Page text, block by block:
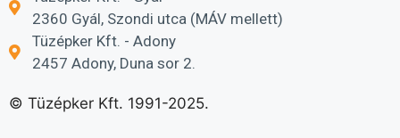
2360 Gyál, Szondi utca (MÁV mellett)
Tüzépker Kft. - Adony
2457 Adony, Duna sor 2.
© Tüzépker Kft. 1991-2025.